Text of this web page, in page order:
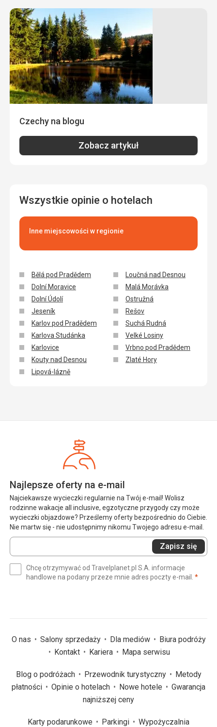
Hotel najpierw zaoferował nam pokój sprzed remontu.
Ponieważ telewizja nie działała, dostaliśmy pokój po
remoncie. Ten był już na wyższym poziomie. Uważam, że
te lepsze pokoje powinny być oferowane od razu, aby nie
psuć reputacji biura podróży. Hotel był bowiem półpusty.
Usługi
Opróżniano tylko kosz na śmieci, czasami zapominali
uzupełnić papier toaletowy.
Ta recenzja została automatycznie przetłumaczona za
Czechy na blogu
Zobacz artykuł
Wszystkie opinie o hotelach
Inne miejscowości w regionie
Bělá pod Pradědem
Dolní Moravice
Dolní Údolí
Jeseník
Karlov pod Pradědem
Karlova Studánka
Karlovice
Kouty nad Desnou
Lipová-lázně
Loučná nad Desnou
Malá Morávka
Ostružná
Rešov
Suchá Rudná
Velké Losiny
Vrbno pod Pradědem
Zlaté Hory
Najlepsze oferty na e-mail
Najciekawsze wycieczki regularnie na Twój e-mail! Wolisz
rodzinne wakacje all inclusive, egzotyczne przygody czy może
wycieczki objazdowe? Prześlemy oferty bezpośrednio do Ciebie.
Nie martw się - nie udostępnimy nikomu Twojego adresu e-mail.
Wprowadź
swój
(wymagane)
Zapisz się
Chcę otrzymywać od Travelplanet.pl S.A. informacje
handlowe na podany przeze mnie adres poczty e-mail. *
O nas Salony sprzedaży Dla mediów
Biura podróży
Kontakt
Kariera Mapa serwisu
Blog o podróżach Przewodnik turystyczny
Metody
płatności
Opinie o hotelach Nowe hotele
Gwarancja
najniższej ceny
Karty podarunkowe Parkingi
Wypożyczalnia